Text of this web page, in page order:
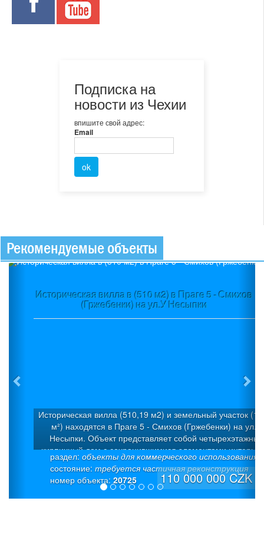
Подписка на
новости из Чехии
впишите свой адрес:
Email
Рекомендуемые объекты
Историческая вилла в (510 м2) в Праге 5 - Смихов
(Гржебенки) на ул.У Несыпки
раздел: объекты для коммерческого использования
состояние: требуется частичная реконструкция
номер объекта: 20725
Историческая вилла (510,19 м2) и земельный участок (1
м²) находятся в Праге 5 - Смихов (Гржебенки) на ул.У
Несыпки. Объект представляет собой четырехэтажный
кирпичный дом с сохранившимися элементами
Дом был построен в 1925 г. в стиле «модерн» как
вилла с 5 квартирами. Была проведена капитальная
дорогостоящая реконструкция. Полезная площадь:
(из которых 50 м² – полуподвал + 50 м² - подвал). На
110 000 000 CZK
Previous